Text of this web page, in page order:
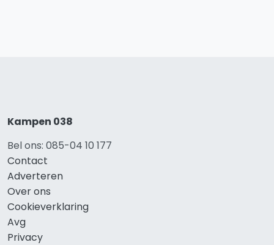
Kampen 038
Bel ons: 085-04 10 177
Contact
Adverteren
Over ons
Cookieverklaring
Avg
Privacy